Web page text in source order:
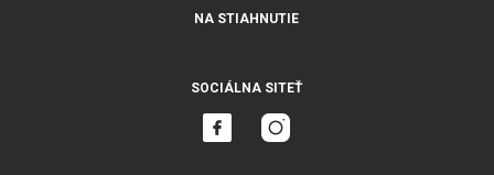
NA STIAHNUTIE
SOCIÁLNA SITEŤ